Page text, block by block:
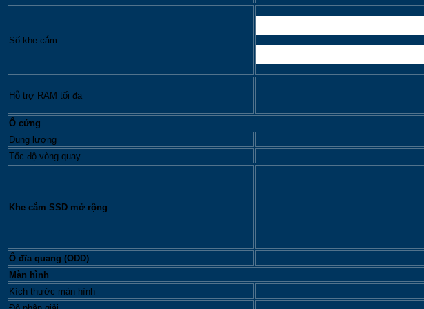
Số khe cắm
Hỗ trợ RAM tối đa
Ổ cứng
Dung lượng
Tốc độ vòng quay
Khe cắm SSD mở rộng
Ổ đĩa quang (ODD)
Màn hình
Kích thước màn hình